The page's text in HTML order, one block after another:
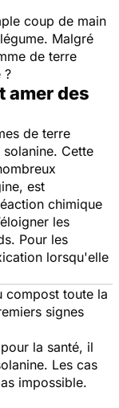
coup de main
Malgré
de terre
?
amer des
de terre
Cette
est
chimique
les
Pour les
lorsqu'elle
compost toute la
signes
la santé, il
Les cas
impossible.